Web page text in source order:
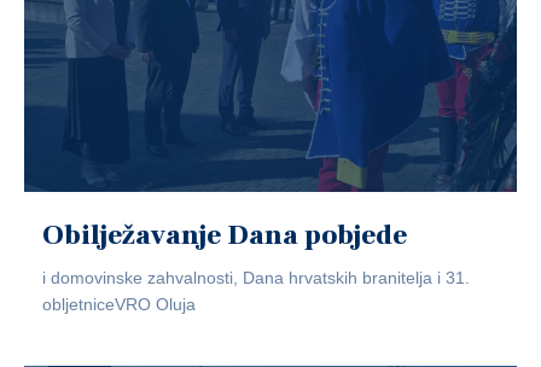
Obilježavanje Dana pobjede
i domovinske zahvalnosti, Dana hrvatskih branitelja i 31.
obljetniceVRO Oluja